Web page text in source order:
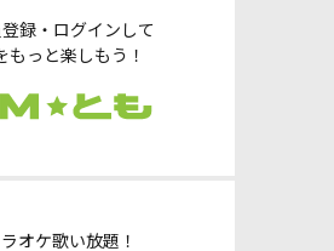
登録・ログインして
もっと楽しもう！
オケ歌い放題！